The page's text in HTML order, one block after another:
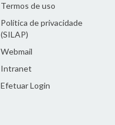
Termos de uso
Política de privacidade
(SILAP)
Webmail
Intranet
Efetuar Login